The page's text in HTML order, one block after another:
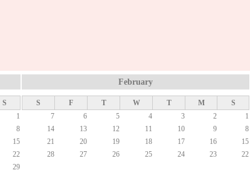
February
S
M
T
W
T
F
S
1
2
3
4
5
6
7
8
9
10
11
12
13
14
15
16
17
18
19
20
21
22
23
24
25
26
27
28
S
1
8
15
22
29